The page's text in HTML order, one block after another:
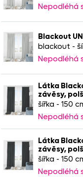
Nepodléhá
Blackout
blackout -
Nepodléhá
Látka
závěsy,
šířka - 150
Nepodléhá
Látka
závěsy,
šířka - 150
Nepodléhá